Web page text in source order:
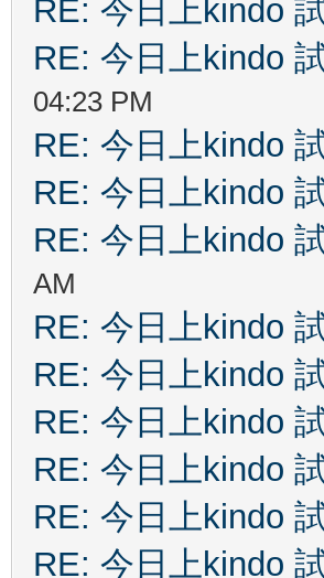
RE: 今日上kindo
RE: 今日上kindo
04:23 PM
RE: 今日上kindo
RE: 今日上kindo
RE: 今日上kindo
AM
RE: 今日上kindo
RE: 今日上kindo
RE: 今日上kindo
RE: 今日上kindo
RE: 今日上kindo
RE: 今日上kindo